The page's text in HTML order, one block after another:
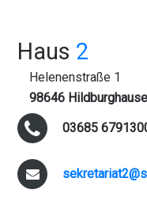
Haus 2
Helenenstraße 1
98646
03685